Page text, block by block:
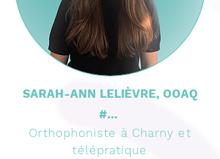
SARAH-ANN LELIÈVRE, OOAQ
#...
Orthophoniste à Charny et
télépratique